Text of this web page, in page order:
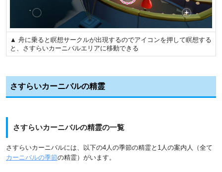
▲ 舟に乗ると瞑想サークルが出現するのでアイコンを押して瞑想する
と、さすらいカーニバルエリアに移動できる
さすらいカーニバルの精霊
さすらいカーニバルの精霊の一覧
さすらいカーニバルには、以下の4人の季節の精霊と1人の案内人（全て
カーニバルの季節の精霊）がいます。